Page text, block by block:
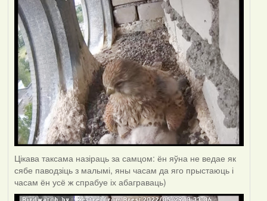
Цікава таксама назіраць за самцом: ён яўна не ведае як
сябе паводзіць з малымі, яны часам да яго прыстаюць і
часам ён усё ж спрабуе іх абаграваць)